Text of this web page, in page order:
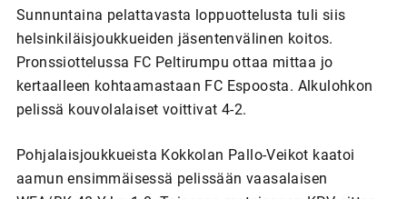
Sunnuntaina pelattavasta loppuottelusta tuli siis
helsinkiläisjoukkueiden jäsentenvälinen koitos.
Pronssiottelussa FC Peltirumpu ottaa mittaa jo
kertaalleen kohtaamastaan FC Espoosta. Alkulohkon
pelissä kouvolalaiset voittivat 4-2.
Pohjalaisjoukkueista Kokkolan Pallo-Veikot kaatoi
aamun ensimmäisessä pelissään vaasalaisen